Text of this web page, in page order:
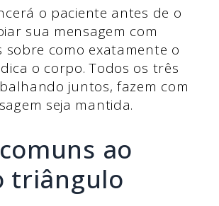
o paciente antes de o
sua mensagem com
sobre como exatamente o
o corpo. Todos os três
juntos, fazem com
seja mantida.
ao
triângulo